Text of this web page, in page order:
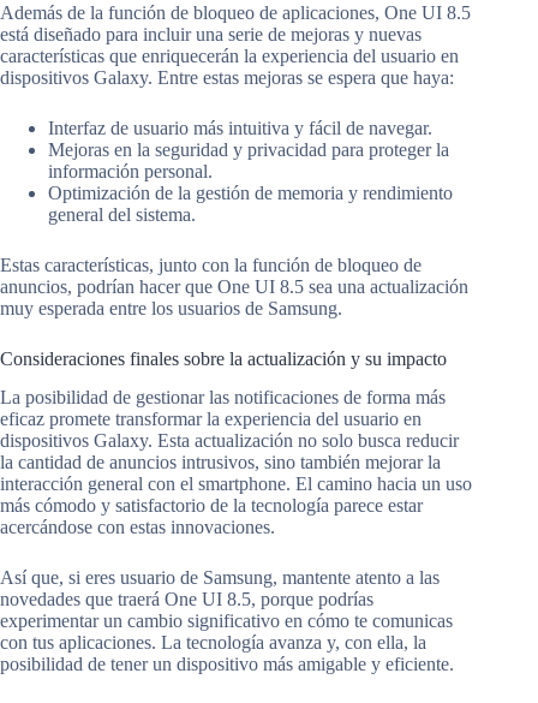
Además de la función de bloqueo de aplicaciones, One UI 8.5
está diseñado para incluir una serie de mejoras y nuevas
características que enriquecerán la experiencia del usuario en
dispositivos Galaxy. Entre estas mejoras se espera que haya:
Interfaz de usuario más intuitiva y fácil de navegar.
Mejoras en la seguridad y privacidad para proteger la
información personal.
Optimización de la gestión de memoria y rendimiento
general del sistema.
Estas características, junto con la función de bloqueo de
anuncios, podrían hacer que One UI 8.5 sea una actualización
muy esperada entre los usuarios de Samsung.
Consideraciones finales sobre la actualización y su impacto
La posibilidad de gestionar las notificaciones de forma más
eficaz promete transformar la experiencia del usuario en
dispositivos Galaxy. Esta actualización no solo busca reducir
la cantidad de anuncios intrusivos, sino también mejorar la
interacción general con el smartphone. El camino hacia un uso
más cómodo y satisfactorio de la tecnología parece estar
acercándose con estas innovaciones.
Así que, si eres usuario de Samsung, mantente atento a las
novedades que traerá One UI 8.5, porque podrías
experimentar un cambio significativo en cómo te comunicas
con tus aplicaciones. La tecnología avanza y, con ella, la
posibilidad de tener un dispositivo más amigable y eficiente.